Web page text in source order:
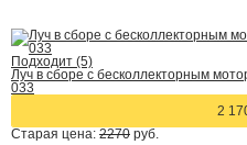
Подходит (5)
Луч в сборе с бесколлекторным
033
2
Старая цена: 2270 руб.